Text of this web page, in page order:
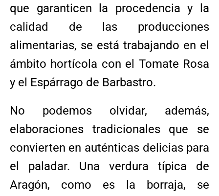
que garanticen la procedencia y la
calidad de las producciones
alimentarias, se está trabajando en el
ámbito hortícola con el Tomate Rosa
y el Espárrago de Barbastro.
No podemos olvidar, además,
elaboraciones tradicionales que se
convierten en auténticas delicias para
el paladar. Una verdura típica de
Aragón, como es la borraja, se